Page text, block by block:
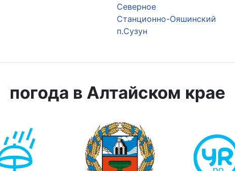
Северное
Станционно-Ояшинский
п.Сузун
погода в Алтайском крае